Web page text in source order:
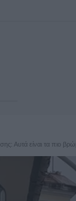
Αυτά είναι τα πιο